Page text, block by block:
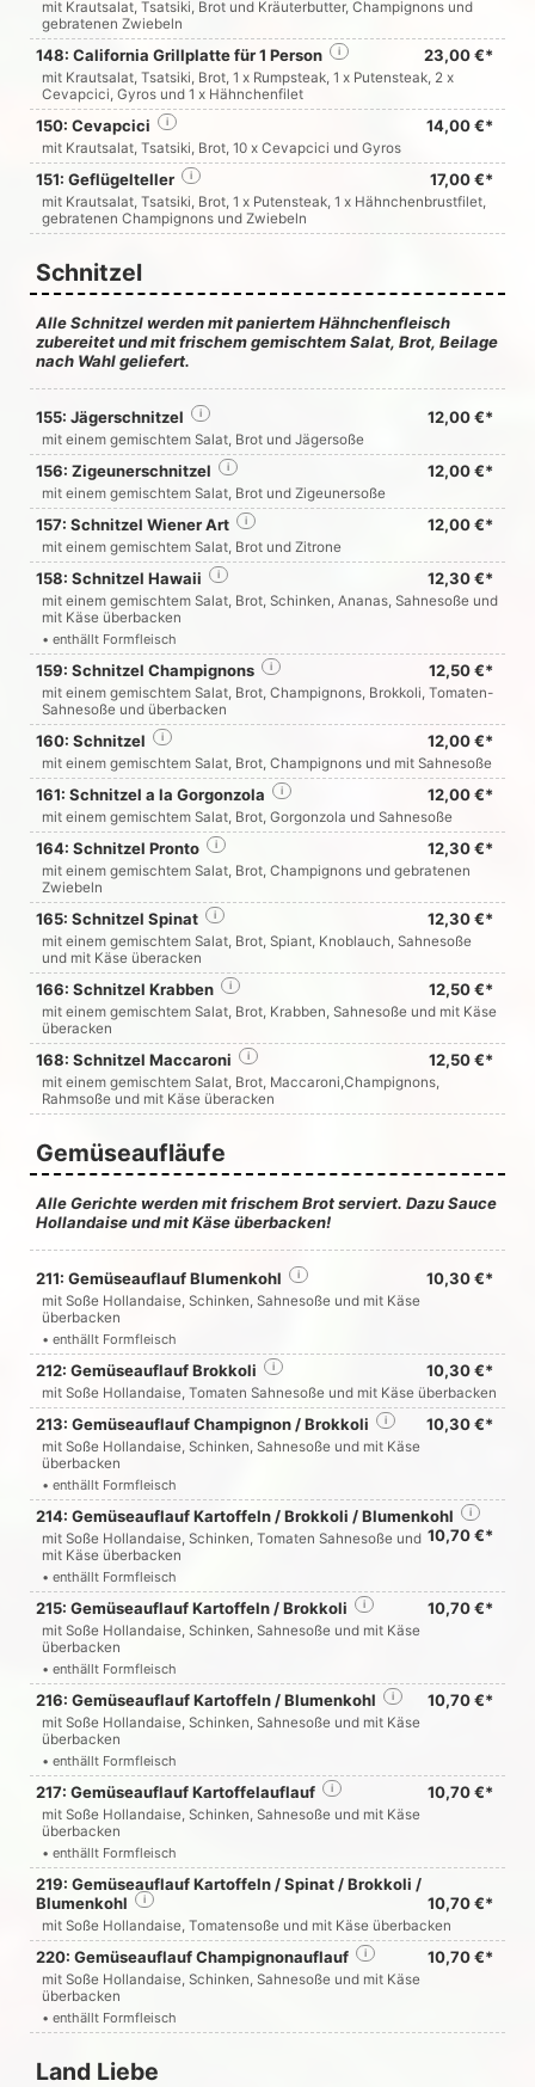
mit Krautsalat, Tsatsiki, Brot und Kräuterbutter, Champignons und
gebratenen Zwiebeln
148: California Grillplatte für 1 Person 23,00 €*
i
mit Krautsalat, Tsatsiki, Brot, 1 x Rumpsteak, 1 x Putensteak, 2 x
Cevapcici, Gyros und 1 x Hähnchenfilet
150: Cevapcici 14,00 €*
i
mit Krautsalat, Tsatsiki, Brot, 10 x Cevapcici und Gyros
151: Geflügelteller 17,00 €*
i
mit Krautsalat, Tsatsiki, Brot, 1 x Putensteak, 1 x Hähnchenbrustfilet,
gebratenen Champignons und Zwiebeln
Schnitzel
Alle Schnitzel werden mit paniertem Hähnchenfleisch
zubereitet und mit frischem gemischtem Salat, Brot, Beilage
nach Wahl geliefert.
155: Jägerschnitzel 12,00 €*
i
mit einem gemischtem Salat, Brot und Jägersoße
156: Zigeunerschnitzel 12,00 €*
i
mit einem gemischtem Salat, Brot und Zigeunersoße
157: Schnitzel Wiener Art 12,00 €*
i
mit einem gemischtem Salat, Brot und Zitrone
158: Schnitzel Hawaii 12,30 €*
i
mit einem gemischtem Salat, Brot, Schinken, Ananas, Sahnesoße und
mit Käse überbacken
• enthällt Formfleisch
159: Schnitzel Champignons 12,50 €*
i
mit einem gemischtem Salat, Brot, Champignons, Brokkoli, Tomaten-
Sahnesoße und überbacken
160: Schnitzel 12,00 €*
i
mit einem gemischtem Salat, Brot, Champignons und mit Sahnesoße
161: Schnitzel a la Gorgonzola 12,00 €*
i
mit einem gemischtem Salat, Brot, Gorgonzola und Sahnesoße
164: Schnitzel Pronto 12,30 €*
i
mit einem gemischtem Salat, Brot, Champignons und gebratenen
Zwiebeln
165: Schnitzel Spinat 12,30 €*
i
mit einem gemischtem Salat, Brot, Spiant, Knoblauch, Sahnesoße
und mit Käse überacken
166: Schnitzel Krabben 12,50 €*
i
mit einem gemischtem Salat, Brot, Krabben, Sahnesoße und mit Käse
überacken
168: Schnitzel Maccaroni 12,50 €*
i
mit einem gemischtem Salat, Brot, Maccaroni,Champignons,
Rahmsoße und mit Käse überacken
Gemüseaufläufe
Alle Gerichte werden mit frischem Brot serviert. Dazu Sauce
Hollandaise und mit Käse überbacken!
211: Gemüseauflauf Blumenkohl 10,30 €*
i
mit Soße Hollandaise, Schinken, Sahnesoße und mit Käse
überbacken
• enthällt Formfleisch
212: Gemüseauflauf Brokkoli 10,30 €*
i
mit Soße Hollandaise, Tomaten Sahnesoße und mit Käse überbacken
213: Gemüseauflauf Champignon / Brokkoli 10,30 €*
i
mit Soße Hollandaise, Schinken, Sahnesoße und mit Käse
überbacken
• enthällt Formfleisch
214: Gemüseauflauf Kartoffeln / Brokkoli / Blumenkohl
10,70 €*
i
mit Soße Hollandaise, Schinken, Tomaten Sahnesoße und
mit Käse überbacken
• enthällt Formfleisch
215: Gemüseauflauf Kartoffeln / Brokkoli 10,70 €*
i
mit Soße Hollandaise, Schinken, Sahnesoße und mit Käse
überbacken
• enthällt Formfleisch
216: Gemüseauflauf Kartoffeln / Blumenkohl 10,70 €*
i
mit Soße Hollandaise, Schinken, Sahnesoße und mit Käse
überbacken
• enthällt Formfleisch
217: Gemüseauflauf Kartoffelauflauf 10,70 €*
i
mit Soße Hollandaise, Schinken, Sahnesoße und mit Käse
überbacken
• enthällt Formfleisch
219: Gemüseauflauf Kartoffeln / Spinat / Brokkoli /
Blumenkohl
10,70 €*
i
mit Soße Hollandaise, Tomatensoße und mit Käse überbacken
220: Gemüseauflauf Champignonauflauf 10,70 €*
i
mit Soße Hollandaise, Schinken, Sahnesoße und mit Käse
überbacken
• enthällt Formfleisch
Land Liebe